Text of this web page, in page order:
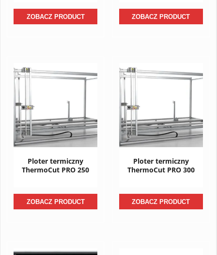
ZOBACZ PRODUCT ZOBACZ PRODUCT
Ploter termiczny
ThermoCut PRO 250
ZOBACZ PRODUCT
Ploter termiczny
ThermoCut PRO 300
ZOBACZ PRODUCT